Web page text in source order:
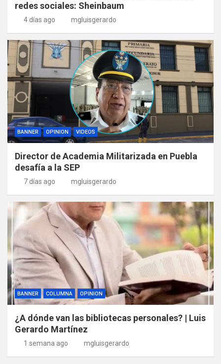
redes sociales: Sheinbaum
4 días ago mgluisgerardo
BANNER OPINION VIDEOS
Director de Academia Militarizada en Puebla
desafía a la SEP
7 días ago mgluisgerardo
BANNER COLUMNA OPINION
¿A dónde van las bibliotecas personales? | Luis
Gerardo Martínez
1 semana ago mgluisgerardo